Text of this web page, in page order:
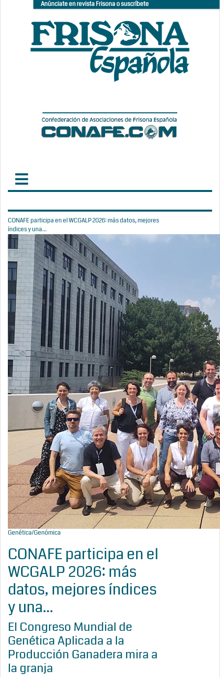
Anúnciate en revista Frisona o suscríbete
CONAFE participa en el WCGALP 2026: más datos, mejores
índices y una...
Genética/Genómica
CONAFE participa en el
WCGALP 2026: más
datos, mejores índices
y una...
El Congreso Mundial de
Genética Aplicada a la
Producción Ganadera mira a
la granja